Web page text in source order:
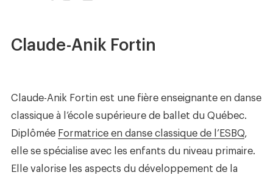
Claude-Anik Fortin
Claude-Anik Fortin est une fière enseignante en danse
classique à l’école supérieure de ballet du Québec.
Diplômée Formatrice en danse classique de l’ESBQ,
elle se spécialise avec les enfants du niveau primaire.
Elle valorise les aspects du développement de la